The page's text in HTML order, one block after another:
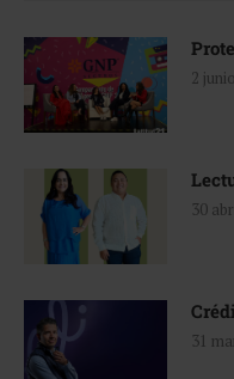
2
30
31